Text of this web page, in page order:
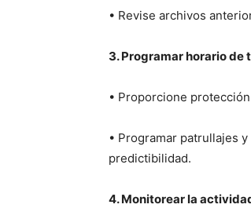
• Revise archivos
3. Programar horario de
• Proporcione
• Programar patrullajes
predictibilidad.
4. Monitorear la